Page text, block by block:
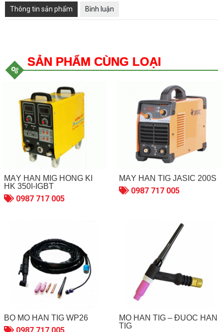
Thông tin sản phẩm Bình luận
SẢN PHẨM CÙNG LOẠI
MÁY HÀN MIG HỒNG KÍ
HK 350I-IGBT
0987 717 005
MÁY HÀN TIG JASIC 200S
0987 717 005
BỘ MỎ HÀN TIG WP26
MỎ HÀN TIG – ĐUỐC HÀN
TIG